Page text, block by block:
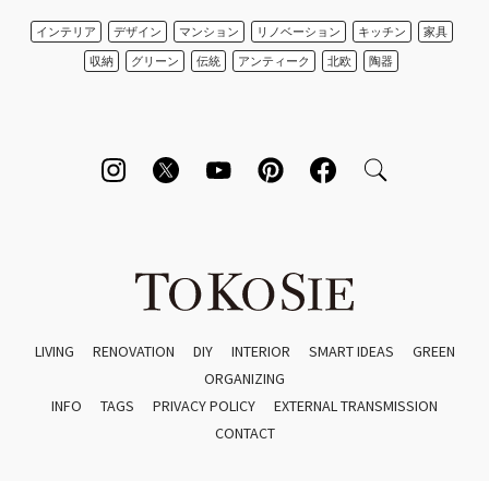
インテリア デザイン マンション リノベーション キッチン
家具
収納
グリーン 伝統 アンティーク 北欧 陶器
LIVING RENOVATION DIY INTERIOR SMART IDEAS
GREEN
ORGANIZING
INFO
TAGS PRIVACY POLICY
EXTERNAL TRANSMISSION
CONTACT